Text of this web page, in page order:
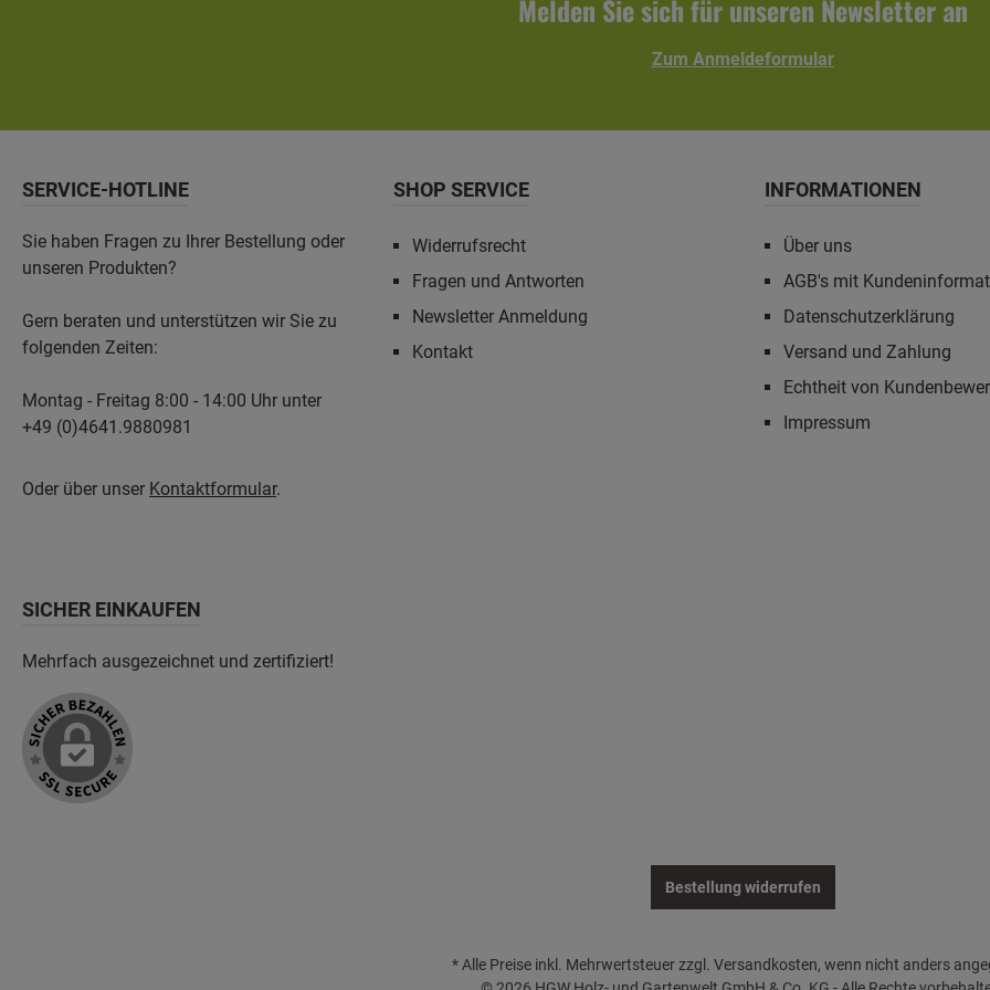
Melden Sie sich für unseren Newsletter an
Zum Anmeldeformular
SERVICE-HOTLINE
Sie haben Fragen zu Ihrer Bestellung oder
unseren Produkten?
Gern beraten und unterstützen wir Sie zu
folgenden Zeiten:
Montag - Freitag 8:00 - 14:00 Uhr unter
+49 (0)4641.9880981
Oder über unser Kontaktformular.
SHOP SERVICE
Widerrufsrecht
Fragen und Antworten
Newsletter Anmeldung
Kontakt
INFORMATIONEN
Über uns
AGB's mit
Datenschutzerklärung
Versand und Zahlung
Echtheit von
Impressum
SICHER EINKAUFEN
Mehrfach ausgezeichnet und zertifiziert!
Bestellung widerrufen
* Alle Preise inkl. Mehrwertsteuer zzgl. Versandkosten, wenn nicht anders